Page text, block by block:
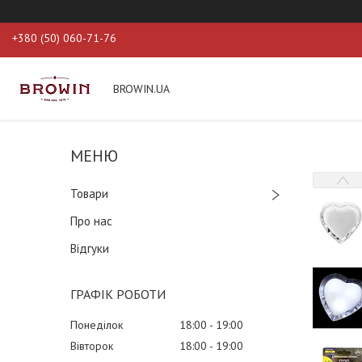
+380 (50) 060-71-76
BROWIN.UA
Товари
Про нас
Відгуки
ГРАФІК РОБОТИ
Понеділок 18:00
19:00
Вівторок
18:00
19:00